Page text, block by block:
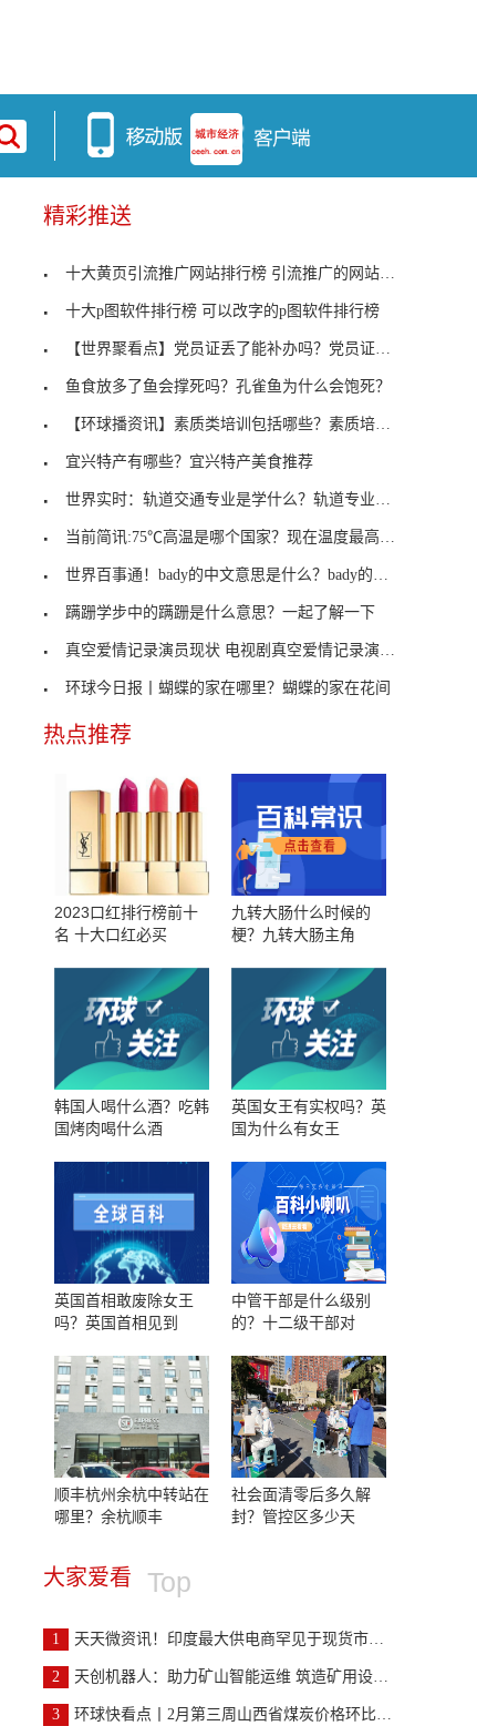
精彩推送
十大黄页引流推广网站排行榜 引流推广的网站有哪些
十大p图软件排行榜 可以改字的p图软件排行榜
【世界聚看点】党员证丢了能补办吗？党员证丢失了怎
鱼食放多了鱼会撑死吗？孔雀鱼为什么会饱死？
【环球播资讯】素质类培训包括哪些？素质培训的目的
宜兴特产有哪些？宜兴特产美食推荐
世界实时：轨道交通专业是学什么？轨道专业的解答
当前简讯:75℃高温是哪个国家？现在温度最高的国家
世界百事通！bady的中文意思是什么？bady的双语例句
蹒跚学步中的蹒跚是什么意思？一起了解一下
真空爱情记录演员现状 电视剧真空爱情记录演员表
环球今日报丨蝴蝶的家在哪里？蝴蝶的家在花间
热点推荐
2023口红排行榜前十
名 十大口红必买
九转大肠什么时候的
梗？九转大肠主角
韩国人喝什么酒？吃韩
国烤肉喝什么酒
英国女王有实权吗？英
国为什么有女王
英国首相敢废除女王
吗？英国首相见到
中管干部是什么级别
的？十二级干部对
顺丰杭州余杭中转站在
哪里？余杭顺丰
社会面清零后多久解
封？管控区多少天
大家爱看 Top
1 天天微资讯！印度最大供电商罕见于现货市场购煤 能
2 天创机器人：助力矿山智能运维 筑造矿用设备安全运
3 环球快看点丨2月第三周山西省煤炭价格环比下跌2.9%